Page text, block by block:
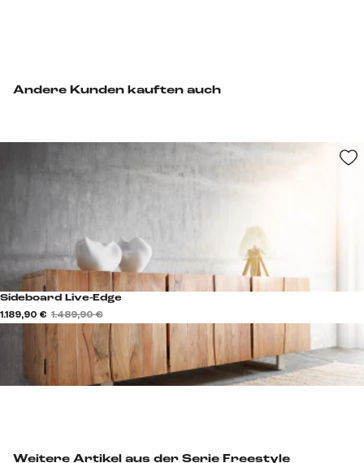
Weitere Artikel aus der Serie Freestyle
Andere Kunden kauften auch
Sideboard Live-Edge
1.189,90 € 1.489,90 €